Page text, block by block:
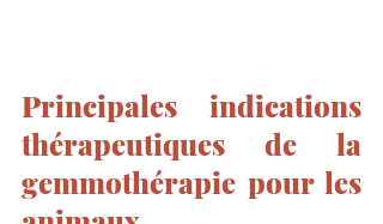
Principales indications
thérapeutiques de la
gemmothérapie pour les